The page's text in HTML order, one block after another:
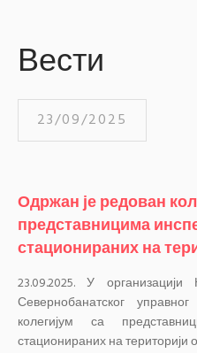
Вести
23/09/2025
Одржан је редован
представницима
стационираних на
23.09.2025. У
Севернобанатског
колегијум са
стационираних на територији